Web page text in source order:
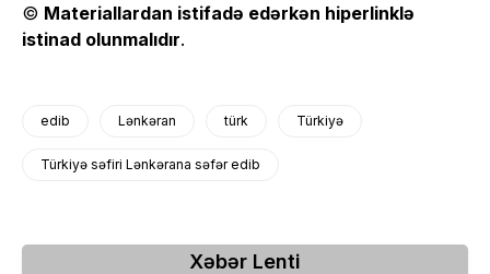
© Materiallardan istifadə edərkən hiperlinklə
istinad olunmalıdır.
edib Lənkəran türk Türkiyə
Türkiyə səfiri Lənkərana səfər edib
Xəbər Lenti